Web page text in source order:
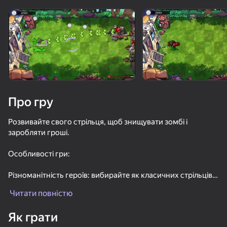
Поверніть пристрій
Гра працює тільки в горизонтальній
орієнтації
Волна челленджи
Про гру
Розвивайте свого стрільця, щоб знищувати зомбі і
заробляти гроші.
Особливості гри:
Різноманітність героїв: вибирайте як класичних стрільців,
більш смертоносним.
Читати повністю
Як грати